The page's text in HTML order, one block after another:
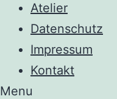
Atelier
Datenschutz
Impressum
Kontakt
Menu